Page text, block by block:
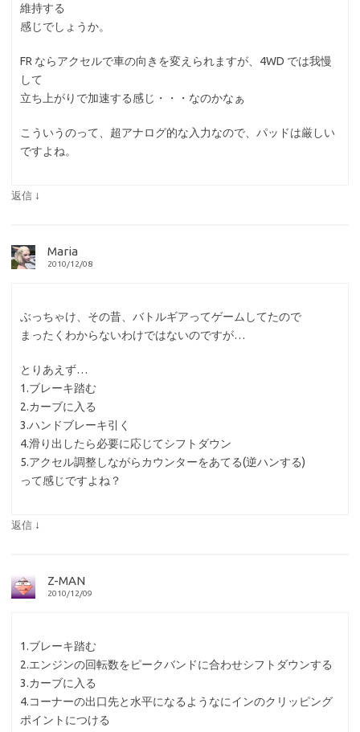
維持する
感じでしょうか。
FR ならアクセルで車の向きを変えられますが、4WD では我慢
して
立ち上がりで加速する感じ・・・なのかなぁ
こういうのって、超アナログ的な入力なので、パッドは厳しい
ですよね。
返信 ↓
Maria
2010/12/08
ぶっちゃけ、その昔、バトルギアってゲームしてたので
まったくわからないわけではないのですが…
とりあえず…
1.ブレーキ踏む
2.カーブに入る
3.ハンドブレーキ引く
4.滑り出したら必要に応じてシフトダウン
5.アクセル調整しながらカウンターをあてる(逆ハンする)
って感じですよね？
返信 ↓
Z-MAN
2010/12/09
1.ブレーキ踏む
2.エンジンの回転数をピークバンドに合わせシフトダウンする
3.カーブに入る
4.コーナーの出口先と水平になるようなにインのクリッピング
ポイントにつける